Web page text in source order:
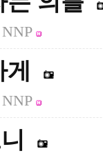
NNP
NNP